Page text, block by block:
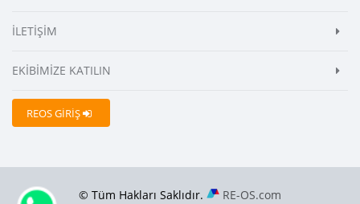
İLETİŞİM
EKİBİMİZE KATILIN
REOS GİRİŞ
© Tüm Hakları Saklıdır. RE-OS.com